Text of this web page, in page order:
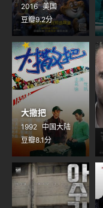
2016 美国
豆瓣9.2分
大撒把
1992 中国大陆
豆瓣8.1分